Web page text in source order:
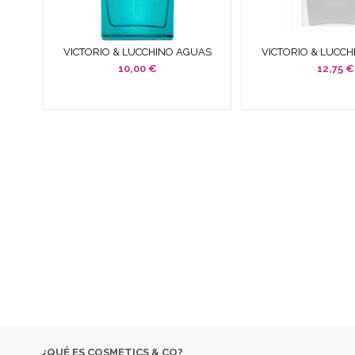
VICTORIO & LUCCHINO AGUAS
MASCULINAS AZUL CAPRI
10,00 €
VICTORIO &
MASCULINAS Nº 5
12,75 €
¿QUÉ ES COSMETICS & CO?